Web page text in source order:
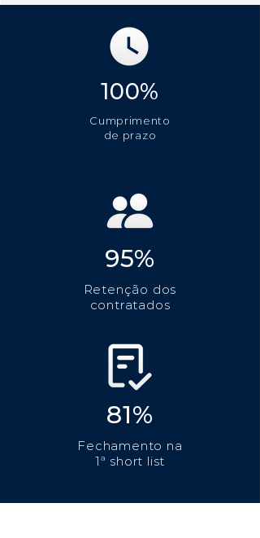
100%
Cumprimento
de prazo
95%
Retenção dos
contratados
81%
Fechamento na
1ª short list